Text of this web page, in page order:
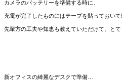
カメラのバッテリーを準備する時に、
充電が完了したものにはテープを貼っておいて
先輩⽅の⼯夫や知恵も教えていただけて、とて
新オフィスの綺麗なデスクで準備…